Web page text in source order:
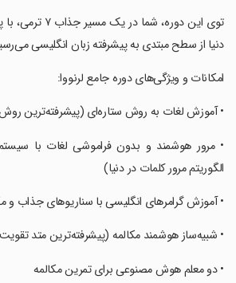
‏توی این دوره،
دنیا از سطح مبتدی به پیشرفته زبان انگلیسی
‏امکانات و ویژگی‌های دوره جامع لرنووا:
‏• آموزش لغات به روش ستاره‌ای (پیشرفته‌ترین
‏• مرور هوشمند و بدون فراموشی لغات با
الگوریتم مرور کلمات در دنیا)
‏• آموزش گرامر‌های انگلیسی با سناریو‌های جذاب و
‏• شبیه‌ساز هوشمند مکالمه (پیشرفته‌ترین متد
‏• دو معلم هوش مصنوعی برای تمرین مکالمه